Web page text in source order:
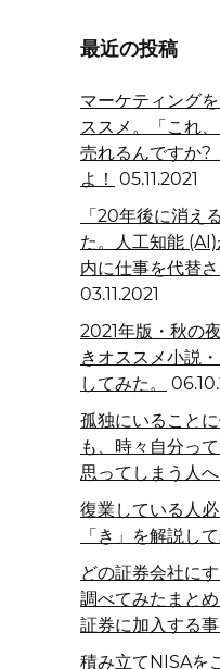
最近の投稿
マーケティング
ススメ。「これ
売れるんですか?
よ！ 05.11.2021
「20年後に消え
た。人工知能
内に仕事を代替
03.11.2021
2021年版・秋の
きオススメ小説
してみた。
孤独にいること
も、時々自分っ
思ってしまう人へ
復業している人
「き」を解説し
どの証券会社に
調べてみたまと
証券に加入する事
積み立てNISAを